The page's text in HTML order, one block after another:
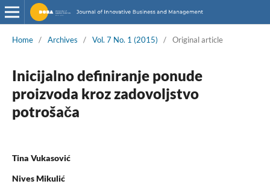
Home / Archives / Vol. 7 No. 1 (2015) / Original article
Inicijalno definiranje ponude
proizvoda kroz zadovoljstvo
potrošača
Tina Vukasović
Nives Mikulić